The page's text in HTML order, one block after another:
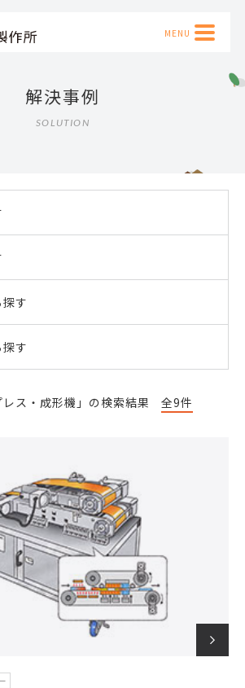
解決事例
SOLUTION
す
す
レス・成形機」の検索結果 全9件